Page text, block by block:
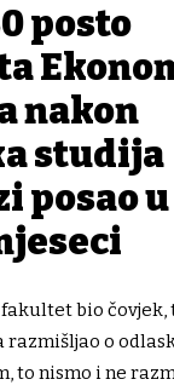
posto
nakon
studija
posao
bio čovjek,
razmišljao o
to nismo i ne